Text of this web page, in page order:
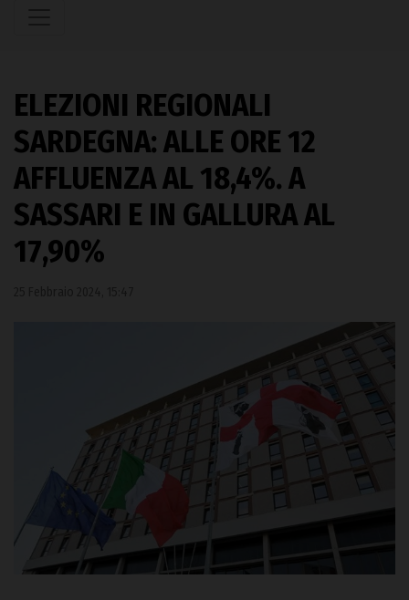
ELEZIONI REGIONALI
SARDEGNA: ALLE ORE 12
AFFLUENZA AL 18,4%. A
SASSARI E IN GALLURA AL
17,90%